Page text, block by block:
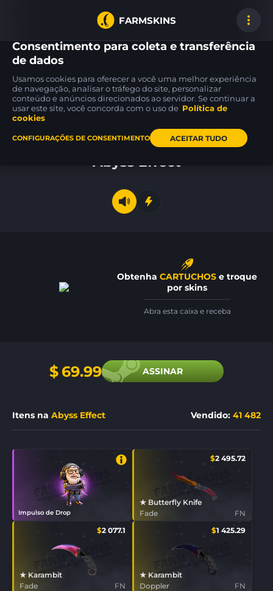
FARMSKINS
54
54
54 54
Abyss Effect
ObtenhaCARTUCHOS e troque
por skins
Abra esta caixa e receba
$ 69.99 ASSINAR
Itens na Abyss Effect Vendido: 41 482
Impulso de Drop
$2 495.72
FN
★ Butterfly Knife
Fade
$2 077.1
FN
★ Karambit
Fade
$1 425.29
FN
★ Karambit
Doppler
Consentimento para coleta e transferência
de dados
Usamos cookies para oferecer a você uma melhor experiência
de navegação, analisar o tráfego do site, personalizar
conteúdo e anúncios direcionados ao servidor. Se continuar a
usar este site, você concorda com o uso de Política de
cookies
CONFIGURAÇÕES DE CONSENTIMENTO ACEITAR TUDO